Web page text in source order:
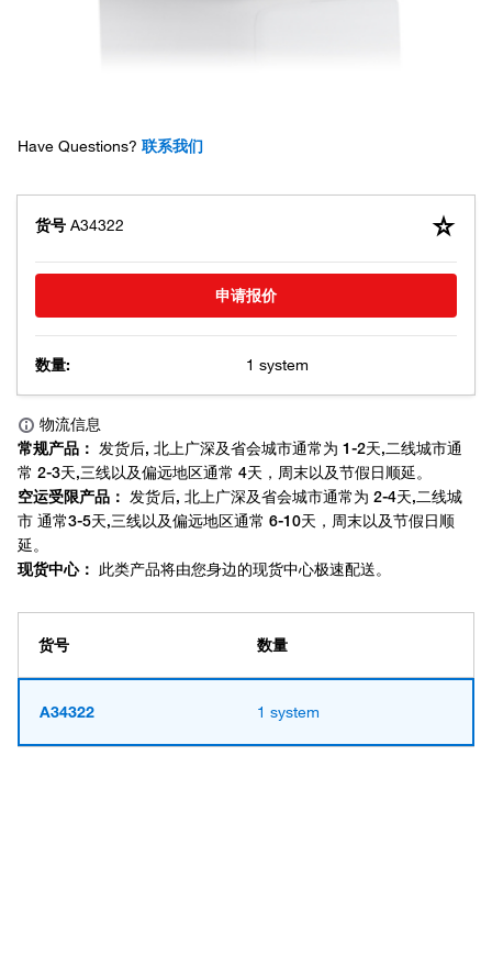
Have Questions? 联系我们
货号 A34322
申请报价
数量: 1 system
货号 数量
A34322 1 system